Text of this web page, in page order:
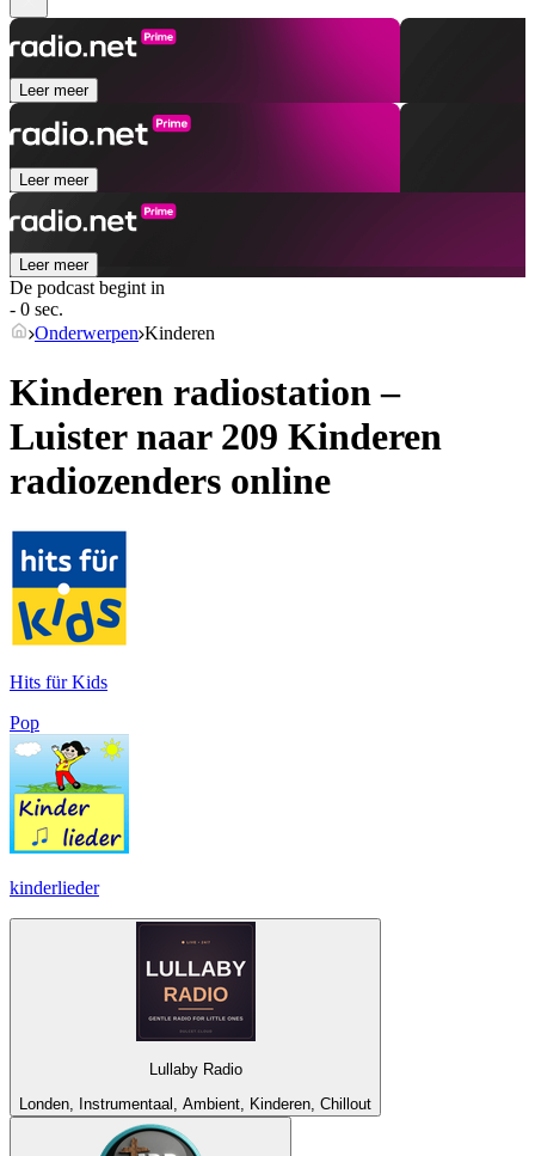
Leer meer
Leer meer
Leer meer
De podcast begint in
- 0 sec.
Onderwerpen Kinderen
Kinderen radiostation –
Luister naar 209 Kinderen
radiozenders online
Hits für Kids
Pop
kinderlieder
Lullaby Radio
Londen, Instrumentaal, Ambient, Kinderen, Chillout